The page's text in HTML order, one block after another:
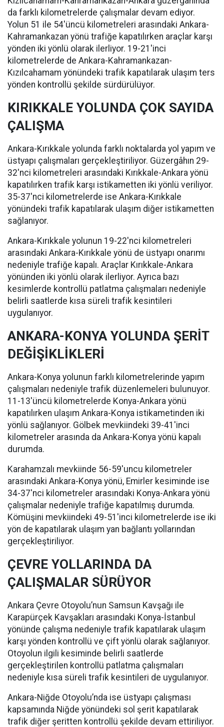
da farklı kilometrelerde çalışmalar devam ediyor.
Yolun 51 ile 54'üncü kilometreleri arasındaki Ankara-
Kahramankazan yönü trafiğe kapatılırken araçlar karşı
yönden iki yönlü olarak ilerliyor. 19-21'inci
kilometrelerde de Ankara-Kahramankazan-
Kızılcahamam yönündeki trafik kapatılarak ulaşım ters
yönden kontrollü şekilde sürdürülüyor.
KIRIKKALE YOLUNDA ÇOK SAYIDA
ÇALIŞMA
Ankara-Kırıkkale yolunda farklı noktalarda yol yapım ve
üstyapı çalışmaları gerçekleştiriliyor. Güzergâhın 29-
32'nci kilometreleri arasındaki Kırıkkale-Ankara yönü
kapatılırken trafik karşı istikametten iki yönlü veriliyor.
35-37'nci kilometrelerde ise Ankara-Kırıkkale
yönündeki trafik kapatılarak ulaşım diğer istikametten
sağlanıyor.
Ankara-Kırıkkale yolunun 19-22'nci kilometreleri
arasındaki Ankara-Kırıkkale yönü de üstyapı onarımı
nedeniyle trafiğe kapalı. Araçlar Kırıkkale-Ankara
yönünden iki yönlü olarak ilerliyor. Ayrıca bazı
kesimlerde kontrollü patlatma çalışmaları nedeniyle
belirli saatlerde kısa süreli trafik kesintileri
uygulanıyor.
ANKARA-KONYA YOLUNDA ŞERİT
DEĞİŞİKLİKLERİ
Ankara-Konya yolunun farklı kilometrelerinde yapım
çalışmaları nedeniyle trafik düzenlemeleri bulunuyor.
11-13'üncü kilometrelerde Konya-Ankara yönü
kapatılırken ulaşım Ankara-Konya istikametinden iki
yönlü sağlanıyor. Gölbek mevkiindeki 39-41'inci
kilometreler arasında da Ankara-Konya yönü kapalı
durumda.
Karahamzalı mevkiinde 56-59'uncu kilometreler
arasındaki Ankara-Konya yönü, Emirler kesiminde ise
34-37'nci kilometreler arasındaki Konya-Ankara yönü
çalışmalar nedeniyle trafiğe kapatılmış durumda.
Kömüşini mevkiindeki 49-51'inci kilometrelerde ise iki
yön de kapatılarak ulaşım yan bağlantı yollarından
gerçekleştiriliyor.
ÇEVRE YOLLARINDA DA
ÇALIŞMALAR SÜRÜYOR
Ankara Çevre Otoyolu’nun Samsun Kavşağı ile
Karapürçek Kavşakları arasındaki Konya-İstanbul
yönünde çalışma nedeniyle trafik kapatılarak ulaşım
karşı yönden kontrollü ve çift yönlü olarak sağlanıyor.
Otoyolun ilgili kesiminde belirli saatlerde
gerçekleştirilen kontrollü patlatma çalışmaları
nedeniyle kısa süreli trafik kesintileri de uygulanıyor.
Ankara-Niğde Otoyolu’nda ise üstyapı çalışması
kapsamında Niğde yönündeki sol şerit kapatılarak
trafik diğer şeritten kontrollü şekilde devam ettiriliyor.